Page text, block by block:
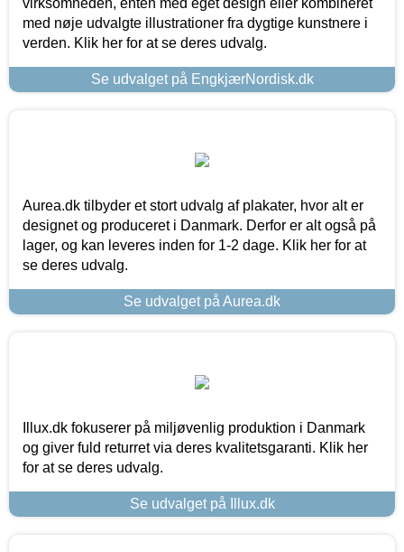
med nøje udvalgte illustrationer fra dygtige kunstnere i
verden. Klik her for at se deres udvalg.
Se udvalget på EngkjærNordisk.dk
Aurea.dk tilbyder et stort udvalg af plakater, hvor alt er
designet og produceret i Danmark. Derfor er alt også på
lager, og kan leveres inden for 1-2 dage. Klik her for at
se deres udvalg.
Se udvalget på Aurea.dk
Illux.dk fokuserer på miljøvenlig produktion i Danmark
og giver fuld returret via deres kvalitetsgaranti. Klik her
for at se deres udvalg.
Se udvalget på Illux.dk